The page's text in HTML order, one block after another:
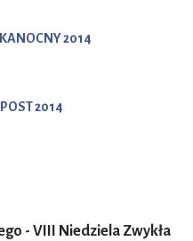
2014
2014
- VIII Niedziela Zwykła